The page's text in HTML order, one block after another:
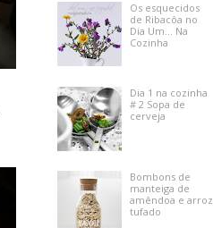
Os esquecidos
de Ribacôa no
Dia Um... Na
Cozinha
Dia 1 na cozinha
# 2 Sopa de
cerveja
Bombons de
manteiga de
amêndoa e arroz
tufado